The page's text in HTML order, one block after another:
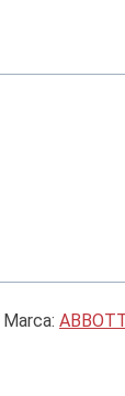
Marca: